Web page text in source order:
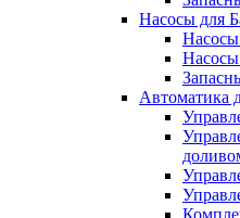
Насосы для
Насосы
Насосы
Автоматика